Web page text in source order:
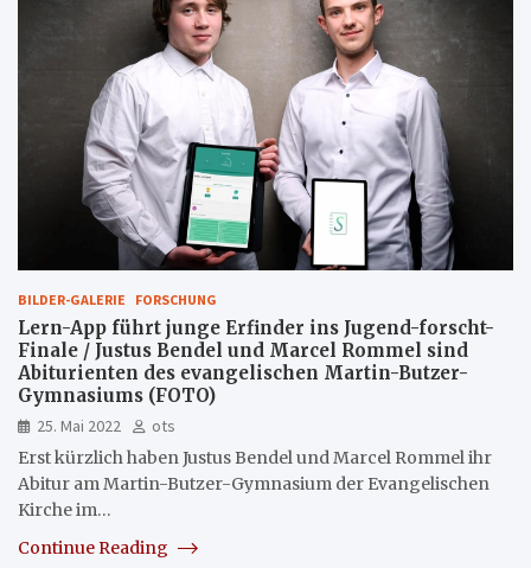
BILDER-GALERIE FORSCHUNG
Lern-App führt junge Erfinder ins Jugend-forscht-
Finale / Justus Bendel und Marcel Rommel sind
Abiturienten des evangelischen Martin-Butzer-
Gymnasiums (FOTO)
25. Mai 2022
ots
Erst kürzlich haben Justus Bendel und Marcel Rommel ihr
Abitur am Martin-Butzer-Gymnasium der Evangelischen
Kirche im…
Continue Reading